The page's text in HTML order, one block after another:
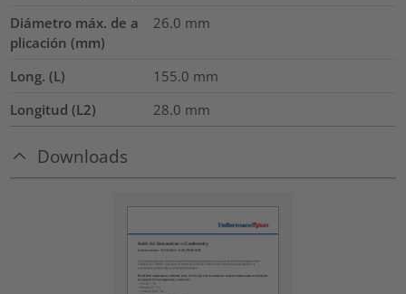
Diámetro máx. de a
plicación (mm)
26.0 mm
Long. (L) 155.0 mm
Longitud (L2)
28.0 mm
Downloads